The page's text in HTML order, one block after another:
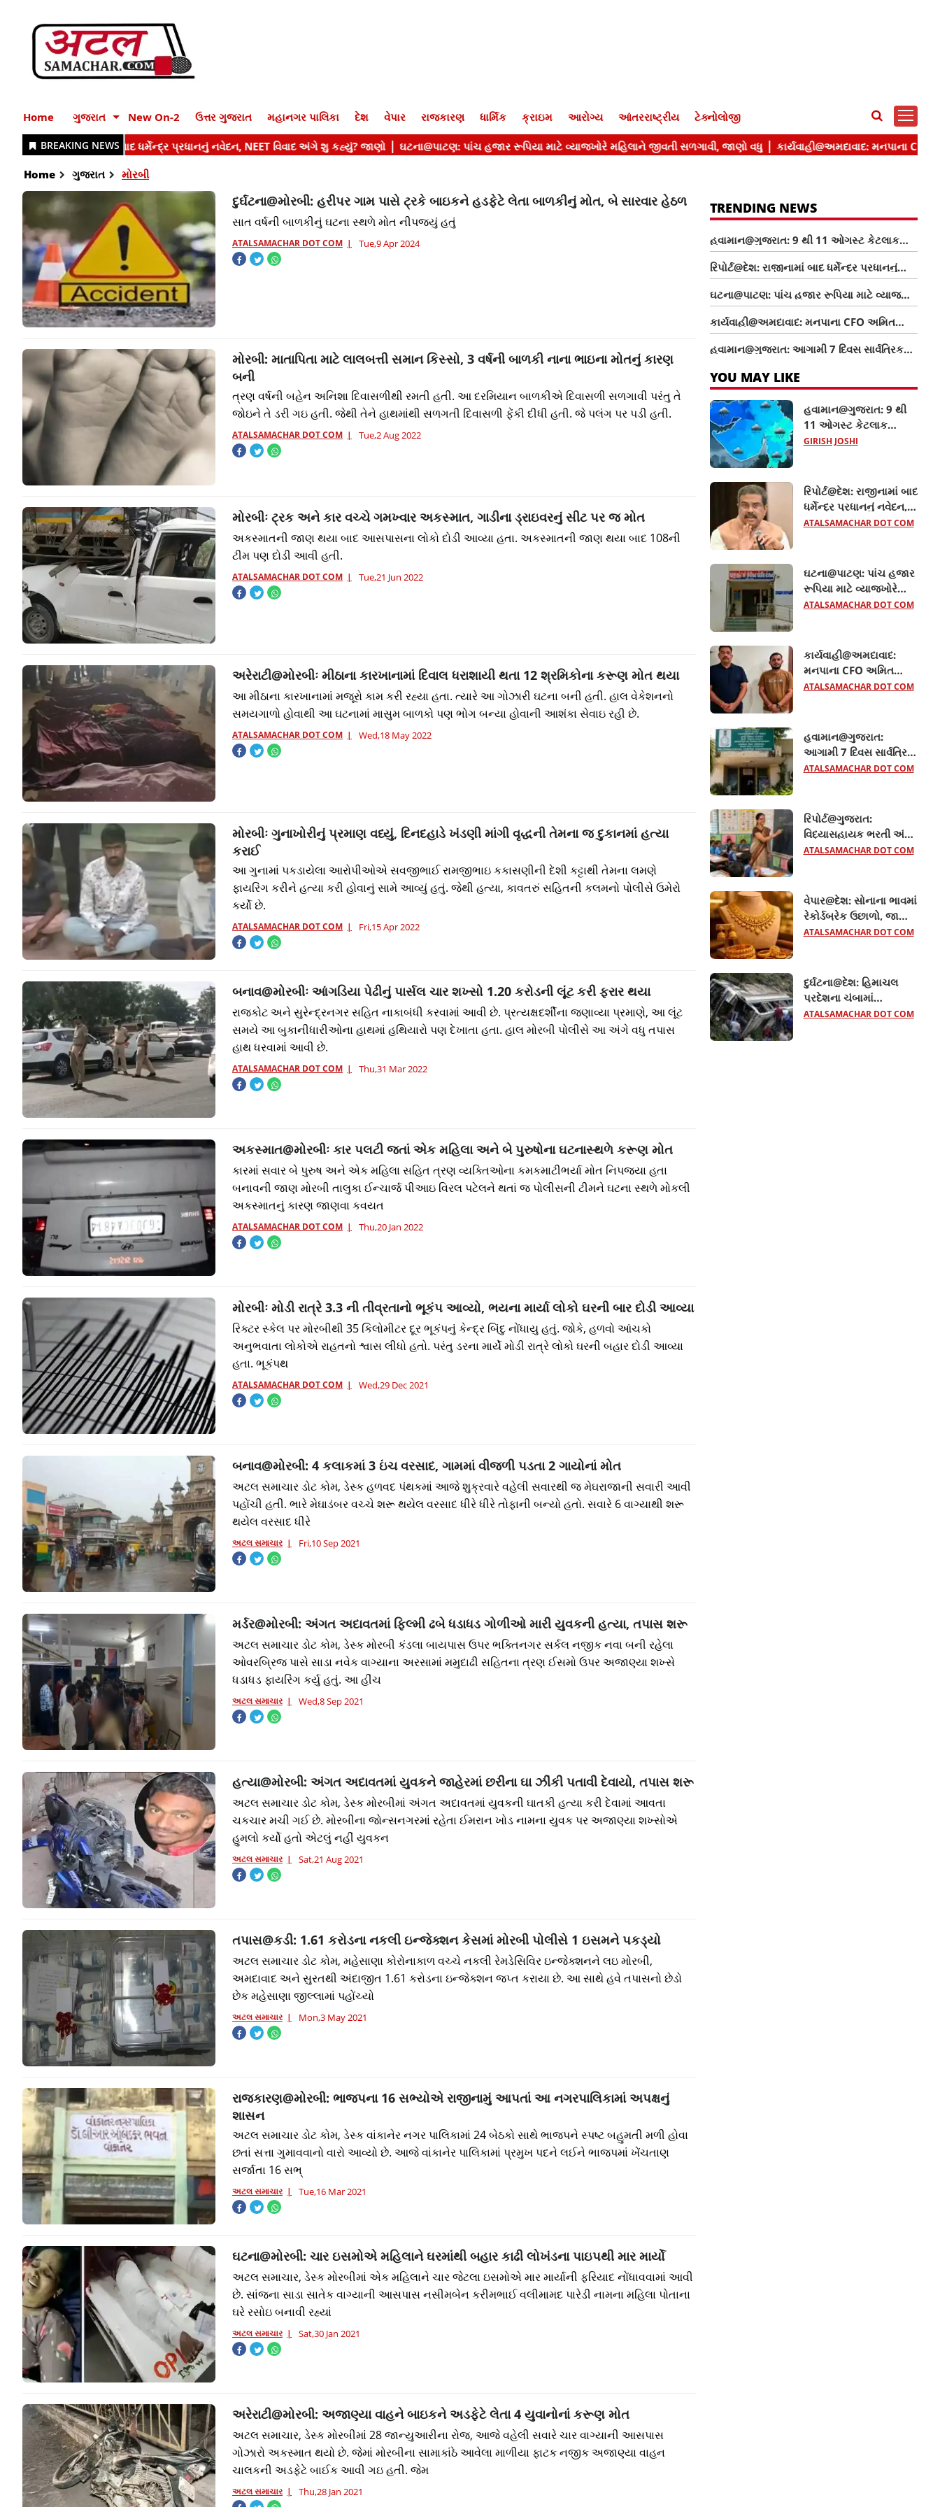
Home ગુજરાત New On-2 ઉત્તર ગુજરાત મહાનગર પાલિકા દેશ વેપાર રાજકારણ ધાર્મિક ક્રાઇમ આરોગ્ય આંતરરાષ્ટ્રીય ટેક્નોલોજી
Home ગુજરાત મોરબી
દુર્ઘટના@મોરબી: હરીપર ગામ પાસે ટ્રકે બાઇકને હડફેટે લેતા બાળકીનું મોત, બે સારવાર હેઠળ
સાત વર્ષની બાળકીનું ઘટના સ્થળે મોત નીપજ્યું હતું
ATALSAMACHAR DOT COM Tue,9 Apr 2024
મોરબી: માતાપિતા માટે લાલબત્તી સમાન કિસ્સો, 3 વર્ષની બાળકી નાના ભાઇના મોતનું કારણ
બની
ત્રણ વર્ષની બહેન અનિશા દિવાસળીથી રમતી હતી. આ દરમિયાન બાળકીએ દિવાસળી સળગાવી પરંતુ તે
જોઇને તે ડરી ગઇ હતી. જેથી તેને હાથમાંથી સળગતી દિવાસળી ફેંકી દીધી હતી. જે પલંગ પર પડી હતી.
ATALSAMACHAR DOT COM Tue,2 Aug 2022
મોરબીઃ ટ્રક અને કાર વચ્ચે ગમખ્વાર અકસ્માત, ગાડીના ડ્રાઇવરનું સીટ પર જ મોત
અકસ્માતની જાણ થયા બાદ આસપાસના લોકો દોડી આવ્યા હતા. અકસ્માતની જાણ થયા બાદ 108ની
ટીમ પણ દોડી આવી હતી.
ATALSAMACHAR DOT COM Tue,21 Jun 2022
અરેરાટી@મોરબીઃ મીઠાના કારખાનામાં દિવાલ ધરાશાયી થતા 12 શ્રમિકોના કરૂણ મોત થયા
આ મીઠાના કારખાનામાં મજૂરો કામ કરી રહ્યા હતા. ત્યારે આ ગોઝારી ઘટના બની હતી. હાલ વેકેશનનો
સમયગાળો હોવાથી આ ઘટનામાં માસુમ બાળકો પણ ભોગ બન્યા હોવાની આશંકા સેવાઇ રહી છે.
ATALSAMACHAR DOT COM Wed,18 May 2022
મોરબીઃ ગુનાખોરીનું પ્રમાણ વધ્યું, દિનદહાડે ખંડણી માંગી વૃદ્ધની તેમના જ દુકાનમાં હત્યા
કરાઈ
આ ગુનામાં પકડાયેલા આરોપીઓએ સવજીભાઈ રામજીભાઇ કકાસણીની દેશી કટ્ટાથી તેમના લમણે
ફાયરિંગ કરીને હત્યા કરી હોવાનું સામે આવ્યું હતું. જેથી હત્યા, કાવતરું સહિતની કલમનો પોલીસે ઉમેરો
કર્યો છે.
ATALSAMACHAR DOT COM Fri,15 Apr 2022
બનાવ@મોરબીઃ આંગડિયા પેઢીનું પાર્સલ ચાર શખ્સો 1.20 કરોડની લૂંટ કરી ફરાર થયા
રાજકોટ અને સુરેન્દ્રનગર સહિત નાકાબંધી કરવામાં આવી છે. પ્રત્યક્ષદર્શીના જણાવ્યા પ્રમાણે, આ લૂંટ
સમયે આ બુકાનીધારીઓના હાથમાં હથિયારો પણ દેખાતા હતા. હાલ મોરબી પોલીસે આ અંગે વધુ તપાસ
હાથ ધરવામાં આવી છે.
ATALSAMACHAR DOT COM Thu,31 Mar 2022
અકસ્માત@મોરબીઃ કાર પલટી જતાં એક મહિલા અને બે પુરુષોના ઘટનાસ્થળે કરૂણ મોત
કારમાં સવાર બે પુરુષ અને એક મહિલા સહિત ત્રણ વ્યક્તિઓના કમકમાટીભર્યા મોત નિપજ્યા હતા
બનાવની જાણ મોરબી તાલુકા ઈન્ચાર્જ પીઆઇ વિરલ પટેલને થતાં જ પોલીસની ટીમને ઘટના સ્થળે મોકલી
અકસ્માતનું કારણ જાણવા કવયત
ATALSAMACHAR DOT COM Thu,20 Jan 2022
મોરબીઃ મોડી રાત્રે 3.3 ની તીવ્રતાનો ભૂકંપ આવ્યો, ભયના માર્યા લોકો ઘરની બાર દોડી આવ્યા
રિક્ટર સ્કેલ પર મોરબીથી 35 કિલોમીટર દૂર ભૂકંપનું કેન્દ્ર બિંદુ નોંધાયુ હતું. જોકે, હળવો આંચકો
અનુભવાતા લોકોએ રાહતનો શ્વાસ લીધો હતો. પરંતુ ડરના માર્યે મોડી રાત્રે લોકો ઘરની બહાર દોડી આવ્યા
હતા. ભૂકંપથ
ATALSAMACHAR DOT COM Wed,29 Dec 2021
બનાવ@મોરબી: 4 કલાકમાં 3 ઇંચ વરસાદ, ગામમાં વીજળી પડતા 2 ગાયોનાં મોત
અટલ સમાચાર ડોટ કોમ, ડેસ્ક હળવદ પંથકમાં આજે શુક્રવારે વહેલી સવારથી જ મેઘરાજાની સવારી આવી
પહોંચી હતી. ભારે મેઘાડંબર વચ્ચે શરૂ થયેલ વરસાદ ધીરે ધીરે તોફાની બન્યો હતો. સવારે 6 વાગ્યાથી શરૂ
થયેલ વરસાદ ધીરે
અટલ સમાચાર Fri,10 Sep 2021
મર્ડર@મોરબી: અંગત અદાવતમાં ફિલ્મી ઢબે ધડાધડ ગોળીઓ મારી યુવકની હત્યા, તપાસ શરૂ
અટલ સમાચાર ડોટ કોમ, ડેસ્ક મોરબી કંડલા બાયપાસ ઉપર ભક્તિનગર સર્કલ નજીક નવા બની રહેલા
ઓવરબ્રિજ પાસે સાડા નવેક વાગ્યાના અરસામાં મમુદાઢી સહિતના ત્રણ ઈસમો ઉપર અજાણ્યા શખ્સે
ધડાધડ ફાયરિંગ કર્યુ હતું. આ હીંચ
અટલ સમાચાર Wed,8 Sep 2021
હત્યા@મોરબી: અંગત અદાવતમાં યુવકને જાહેરમાં છરીના ઘા ઝીંકી પતાવી દેવાયો, તપાસ શરૂ
અટલ સમાચાર ડોટ કોમ, ડેસ્ક મોરબીમાં અંગત અદાવતમાં યુવકની ઘાતકી હત્યા કરી દેવામાં આવતા
ચકચાર મચી ગઈ છે. મોરબીના જોન્સનગરમાં રહેતા ઈમરાન ખોડ નામના યુવક પર અજાણ્યા શખ્સોએ
હુમલો કર્યો હતો એટલું નહીં યુવકન
અટલ સમાચાર Sat,21 Aug 2021
તપાસ@કડી: 1.61 કરોડના નકલી ઇન્જેક્શન કેસમાં મોરબી પોલીસે 1 ઇસમને પકડ્યો
અટલ સમાચાર ડોટ કોમ, મહેસાણા કોરોનાકાળ વચ્ચે નકલી રેમડેસિવિર ઇન્જેક્શનને લઇ મોરબી,
અમદાવાદ અને સુરતથી અંદાજીત 1.61 કરોડના ઇન્જેક્શન જપ્ત કરાયા છે. આ સાથે હવે તપાસનો છેડો
છેક મહેસાણા જીલ્લામાં પહોંચ્યો
અટલ સમાચાર Mon,3 May 2021
રાજકારણ@મોરબી: ભાજપના 16 સભ્યોએ રાજીનામું આપતાં આ નગરપાલિકામાં અપક્ષનું
શાસન
અટલ સમાચાર ડોટ કોમ, ડેસ્ક વાંકાનેર નગર પાલિકામાં 24 બેઠકો સાથે ભાજપને સ્પષ્ટ બહુમતી મળી હોવા
છતાં સત્તા ગુમાવવાનો વારો આવ્યો છે. આજે વાંકાનેર પાલિકામાં પ્રમુખ પદને લઈને ભાજપમાં ખેંચતાણ
સર્જાતા 16 સભ્
અટલ સમાચાર Tue,16 Mar 2021
ઘટના@મોરબી: ચાર ઇસમોએ મહિલાને ઘરમાંથી બહાર કાઢી લોખંડના પાઇપથી માર માર્યો
અટલ સમાચાર, ડેસ્ક મોરબીમાં એક મહિલાને ચાર જેટલા ઇસમોએ માર માર્યાની ફરિયાદ નોંધાવવામાં આવી
છે. સાંજના સાડા સાતેક વાગ્યાની આસપાસ નસીમબેન કરીમભાઈ વલીમામદ પારેડી નામના મહિલા પોતાના
ઘરે રસોઇ બનાવી રહ્યાં
અટલ સમાચાર Sat,30 Jan 2021
અરેરાટી@મોરબી: અજાણ્યા વાહને બાઇકને અડફેટે લેતા 4 યુવાનોનાં કરૂણ મોત
અટલ સમાચાર, ડેસ્ક મોરબીમાં 28 જાન્યુઆરીના રોજ, આજે વહેલી સવારે ચાર વાગ્યાની આસપાસ
ગોઝારો અકસ્માત થયો છે. જેમાં મોરબીના સામાકાંઠે આવેલા માળીયા ફાટક નજીક અજાણ્યા વાહન
ચાલકની અડફેટે બાઈક આવી ગઇ હતી. જેમ
અટલ સમાચાર Thu,28 Jan 2021
TRENDING NEWS
હવામાન@ગુજરાત: 9 થી 11 ઓગસ્ટ કેટલાક
જિલ્લાઓમાં ગાજવીજ સાથે વરસાદની આગાહી
રિપોર્ટ@દેશ: રાજીનામાં બાદ ધર્મેન્દ્ર પ્રધાનનું
નવેદન, NEET વિવાદ અંગે શુ કહ્યું? જાણો
ઘટના@પાટણ: પાંચ હજાર રૂપિયા માટે વ્યાજખોરે
મહિલાને જીવતી સળગાવી, જાણો વધુ
કાર્યવાહી@અમદાવાદ: મનપાના CFO અમિત
ડોંગરે રૂ.36 હજારની લાંચ લેતા રંગેહાથ ઝડપાયા
હવામાન@ગુજરાત: આગામી 7 દિવસ સાર્વત્રિક
ફૂંકાશે
YOU MAY LIKE
હવામાન@ગુજરાત: 9 થી
11 ઓગસ્ટ કેટલાક
જિલ્લાઓમાં ગાજવીજ
GIRISH JOSHI
રિપોર્ટ@દેશ: રાજીનામાં બાદ
ધર્મેન્દ્ર પ્રધાનનું નવેદન,
NEET વિવાદ અંગે શુ કહ્યું?
ATALSAMACHAR DOT COM
ઘટના@પાટણ: પાંચ હજાર
રૂપિયા માટે વ્યાજખોરે
મહિલાને જીવતી સળગાવી,
ATALSAMACHAR DOT COM
કાર્યવાહી@અમદાવાદ:
મનપાના CFO અમિત
ડોંગરે રૂ.36 હજારની લાંચ
ATALSAMACHAR DOT COM
હવામાન@ગુજરાત:
આગામી 7 દિવસ સાર્વત્રિક
વરસાદની આગાહી, 40થી
ATALSAMACHAR DOT COM
રિપોર્ટ@ગુજરાત:
વિદ્યાસહાયક ભરતી અંગે
સરકારનો મોટો નિર્ણય,
ATALSAMACHAR DOT COM
વેપાર@દેશ: સોનાના ભાવમાં
રેકોર્ડબ્રેક ઉછાળો, જાણો
22 અને 24 કેરેટના તાજા
ATALSAMACHAR DOT COM
દુર્ઘટના@દેશ: હિમાચલ
પ્રદેશના ચંબામાં
મુસાફરોથી ભરેલી બસ
ATALSAMACHAR DOT COM